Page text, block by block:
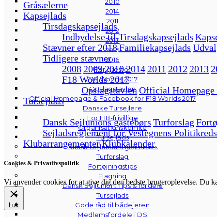
2014
2011
2012
2013
2015
2016
For gæster
F18 Worlds 2017
Opslagstavlen
Official Homepage & Facebook for F18 Worlds 2017
Danske Tursejlere
For F18-frivillige
Organisationskomité
Tursejlads
Dansk Sejlunions gastebørs
Turforslag
Fortøjningstips
Flagning
Dansk Sejlunion: Tips & fordele
Tursejlads
Gode råd til bådejeren
Medlemsfordele i DS
Gråsælerne
Kapsejlads
Tirsdagskapsejlads
Indbydelse til Tirsdagskapsejlads
Stævner efter 2018Familiekapsejlads
Tidligere stævner
2008 200920102014 2011 2012 2013
F18 Worlds 2017
Opslagstavlen Official Homepage
Tursejlads
Dansk Sejlunions gastebørs Turforslag
Sejladsreglement for Vestegnens Politikreds
KlubarrangementerKlubkalender
Cookies & Privatlivspolitik
Vi anvender cookies for at give dig den bedste brugeroplevelse. Du
Luk